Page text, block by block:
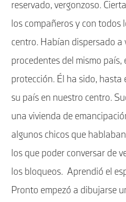
reservado, vergonzoso.
los compañeros y con todos
centro. Habían dispersado a
procedentes del mismo país,
protección. Él ha sido, hasta
su país en nuestro centro.
una vivienda de
algunos chicos que
los que poder conversar de
los bloqueos. Aprendió el
Pronto empezó a dibujarse